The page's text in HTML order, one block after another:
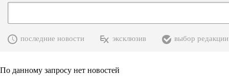
последние новости эксклюзив выбор редакции
По данному запросу нет новостей